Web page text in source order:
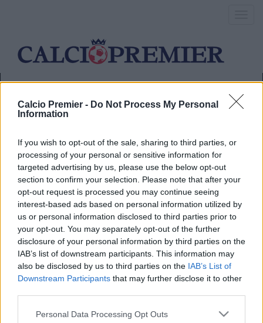
Calcio Premier - Do Not Process My Personal
Information
If you wish to opt-out of the sale, sharing to third parties, or
processing of your personal or sensitive information for
targeted advertising by us, please use the below opt-out
section to confirm your selection. Please note that after your
opt-out request is processed you may continue seeing
interest-based ads based on personal information utilized by
us or personal information disclosed to third parties prior to
your opt-out. You may separately opt-out of the further
disclosure of your personal information by third parties on the
IAB’s list of downstream participants. This information may
also be disclosed by us to third parties on the IAB’s List of
Downstream Participants that may further disclose it to other
Personal Data Processing Opt Outs
Pagina di esempio.
Questa è una pagina di esempio. Differisce da un articolo di blog
per rimane in un solo posto ed appare nel menu di navigazione
del sito (questo nella maggior parte dei temi). Molte persone
iniziano con una pagina di Info che li introduce ai potenziali
visitatori del sito. Tale pagina potrebbe contenere un testo del
tipo:
Salve! Sono un pony express di giorno, un
aspirante attore di notte e questo è il mio blog.
Vivo a Los Angeles, ho un gran bel cane di
nome Jack e mi piace la piña coladas. (E
infradiciarmi sotto la pioggia.)
…o cose di questo genere: